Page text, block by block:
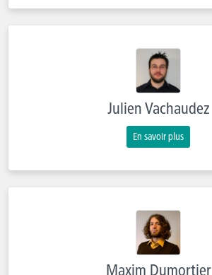
Julien Vachaudez
En savoir plus
Maxim Dumortier